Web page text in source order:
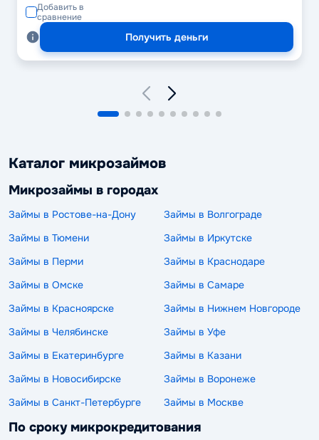
Добавить в
сравнение
Получить деньги
Каталог микрозаймов
Микрозаймы в городах
Займы в Ростове-на-Дону
Займы в Волгограде
Займы в Тюмени
Займы в Иркутске
Займы в Перми
Займы в Краснодаре
Займы в Омске
Займы в Самаре
Займы в Красноярске
Займы в Нижнем Новгороде
Займы в Челябинске
Займы в Уфе
Займы в Екатеринбурге
Займы в Казани
Займы в Новосибирске
Займы в Воронеже
Займы в Санкт-Петербурге
Займы в Москве
По сроку микрокредитования